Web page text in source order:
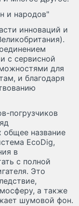
и народов"
инноваций и
с сервисной
для
и благодаря
погрузчиков
общее название
EcoDig,
в
с полной
Это
а также
шумовой фон.